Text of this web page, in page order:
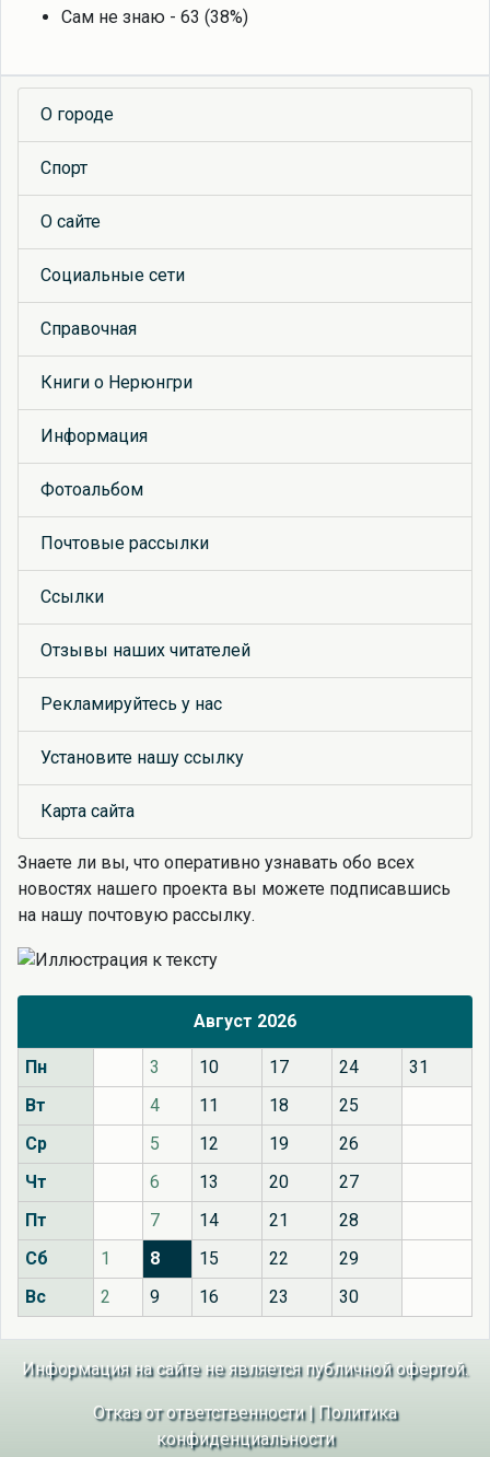
Сам не знаю - 63 (38%)
О городе
Спорт
О сайте
Социальные сети
Справочная
Книги о Нерюнгри
Информация
Фотоальбом
Почтовые рассылки
Ссылки
Отзывы наших читателей
Рекламируйтесь у нас
Установите нашу ссылку
Карта сайта
Знаете ли вы, что оперативно узнавать обо всех
новостях нашего проекта вы можете подписавшись
на нашу почтовую рассылку.
Август 2026
Пн 3 10 17 24
31
Вт
4 11 18
25
Ср
5 12 19
26
Чт
6 13 20
27
Пт
7 14 21
28
Сб
1 8 15 22
29
Вс
2 9 16 23 30
Информация на сайте не является публичной офертой.
Отказ от ответственности| Политика
конфиденциальности